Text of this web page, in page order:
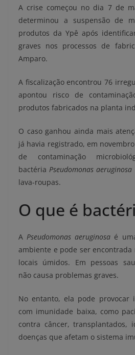
A crise começou no dia 7 de
determinou a suspensão de
produtos da Ypê após
graves nos processos de
Amparo.
A fiscalização encontrou 76
apontou risco de
produtos fabricados na planta
O caso ganhou ainda mais
já havia registrado, em
de contaminação
bactériaPseudomonas aeruginosa
lava-roupas.
O que é
APseudomonas aeruginosa é
ambiente e pode ser encontrada
locais úmidos. Em pessoas
não causa problemas graves.
No entanto, ela pode provocar
com imunidade baixa, como
contra câncer, transplantados,
doenças que afetam o sistema